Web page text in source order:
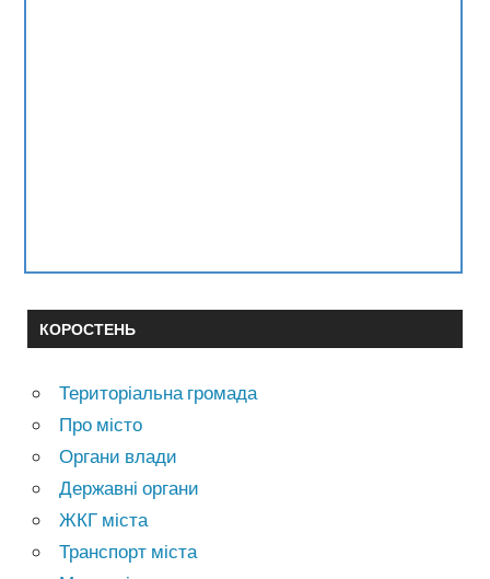
КОРОСТЕНЬ
Територіальна громада
Про місто
Органи влади
Державні органи
ЖКГ міста
Транспорт міста